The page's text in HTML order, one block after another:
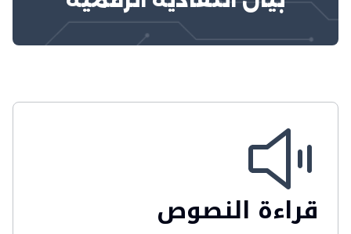
قراءة النصوص